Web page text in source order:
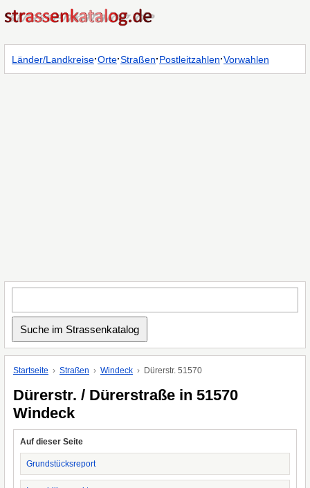
Länder/Landkreise·Orte·Straßen·Postleitzahlen·Vorwahlen
Startseite Straßen Windeck Dürerstr. 51570
Dürerstr. / Dürerstraße in 51570
Windeck
Auf dieser Seite
Grundstücksreport